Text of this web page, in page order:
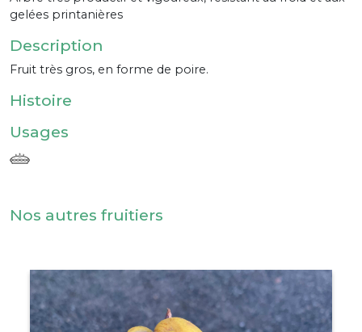
gelées printanières
Description
Fruit très gros, en forme de poire.
Histoire
Usages
Nos autres fruitiers